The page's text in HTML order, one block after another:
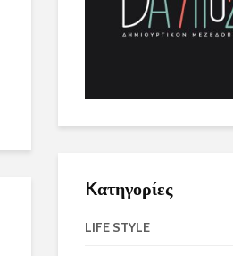
Kατηγορίες
LIFE STYLE